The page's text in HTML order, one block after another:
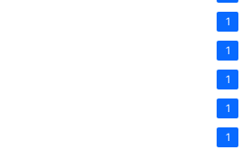
1
1
1
1
1